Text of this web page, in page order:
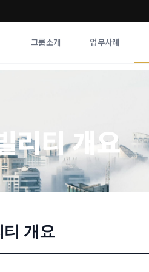
그룹소개 업무사례
사례분석/최신동향
법률정보
법률지식인
리티 개요
티 개요